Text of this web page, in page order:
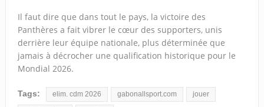
Il faut dire que dans tout le pays, la victoire des
Panthères a fait vibrer le cœur des supporters, unis
derrière leur équipe nationale, plus déterminée que
jamais à décrocher une qualification historique pour le
Mondial 2026.
Tags: elim. cdm 2026 gabonallsport.com jouer